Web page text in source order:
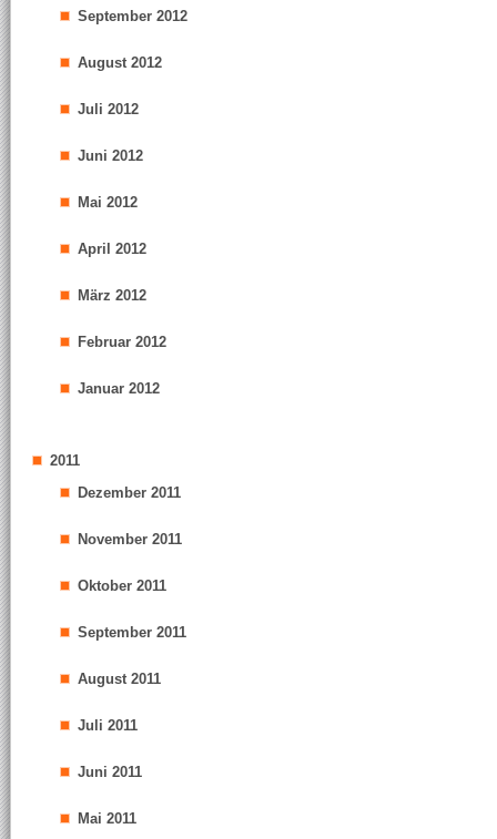
September 2012
August 2012
Juli 2012
Juni 2012
Mai 2012
April 2012
März 2012
Februar 2012
Januar 2012
2011
Dezember 2011
November 2011
Oktober 2011
September 2011
August 2011
Juli 2011
Juni 2011
Mai 2011